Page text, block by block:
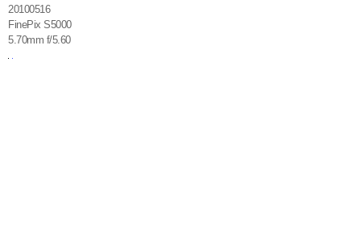
20100516
FinePix S5000
5.70mm f/5.60